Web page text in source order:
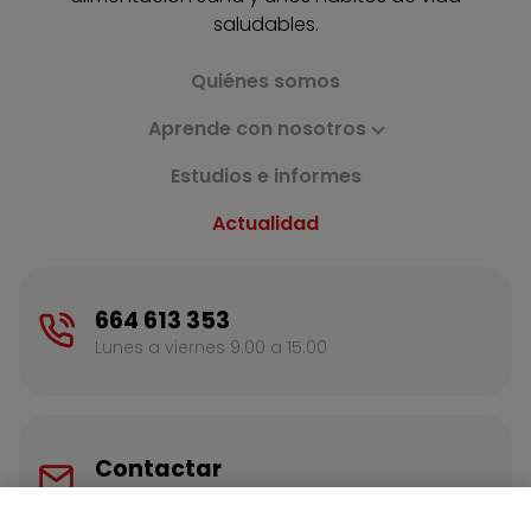
saludables.
Quiénes somos
Aprende con nosotros
Estudios e informes
Actualidad
664 613 353
Lunes a viernes 9.00 a 15.00
Contactar
Escríbenos para más información